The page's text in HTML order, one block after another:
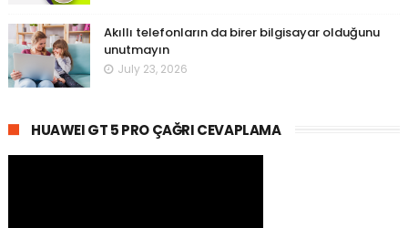
Akıllı telefonların da birer bilgisayar olduğunu
unutmayın
July 23, 2026
HUAWEI GT 5 PRO ÇAĞRI CEVAPLAMA